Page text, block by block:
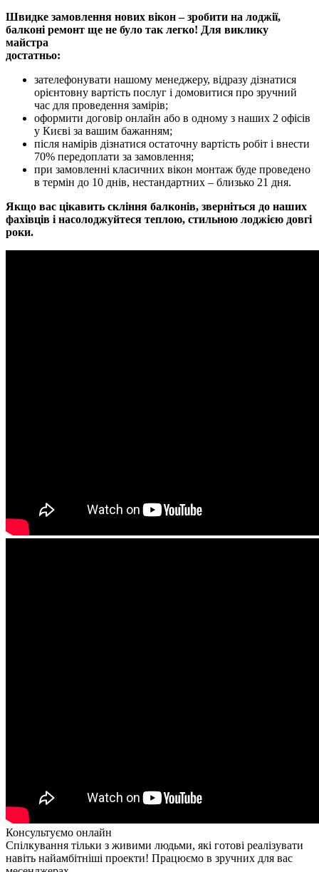
Швидке замовлення нових вікон – зробити на лоджії,
балконі ремонт ще не було так легко! Для виклику
майстра
достатньо:
зателефонувати нашому менеджеру, відразу дізнатися
орієнтовну вартість послуг і домовитися про зручний
час для проведення замірів;
оформити договір онлайн або в одному з наших 2 офісів
у Києві за вашим бажанням;
після намірів дізнатися остаточну вартість робіт і внести
70% передоплати за замовлення;
при замовленні класичних вікон монтаж буде проведено
в термін до 10 днів, нестандартних – близько 21 дня.
Якщо вас цікавить скління балконів, зверніться до наших
фахівців і насолоджуйтеся теплою, стильною лоджією довгі
роки.
Консультуємо онлайн
Спілкування тільки з живими людьми, які готові реалізувати
навіть найамбітніші проекти! Працюємо в зручних для вас